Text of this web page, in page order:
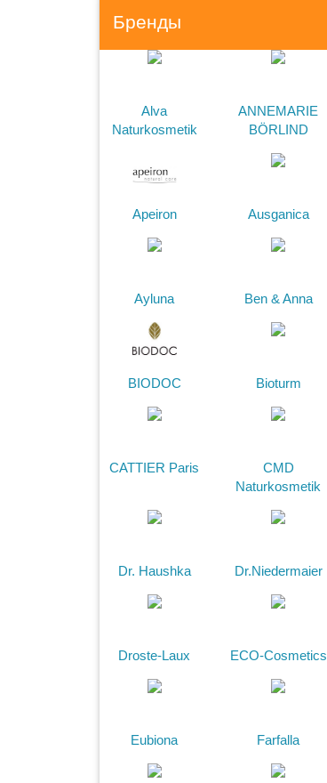
Бренды
Alva
Naturkosmetik
ANNEMARIE
BÖRLIND
Apeiron Ausganica
Ayluna Ben & Anna
BIODOC Bioturm
CATTIER Paris
CMD
Naturkosmetik
Dr. Haushka Dr.Niedermaier
Droste-Laux ECO-Cosmetics
Eubiona Farfalla